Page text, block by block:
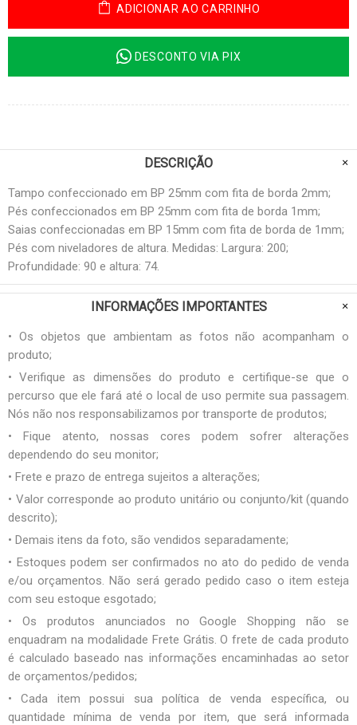
ADICIONAR AO CARRINHO
DESCONTO VIA PIX
DESCRIÇÃO
Tampo confeccionado em BP 25mm com fita de borda 2mm;
Pés confeccionados em BP 25mm com fita de borda 1mm;
Saias confeccionadas em BP 15mm com fita de borda de 1mm;
Pés com niveladores de altura. Medidas: Largura: 200;
Profundidade: 90 e altura: 74.
INFORMAÇÕES IMPORTANTES
• Os objetos que ambientam as fotos não acompanham o
produto;
• Verifique as dimensões do produto e certifique-se que o
percurso que ele fará até o local de uso permite sua passagem.
Nós não nos responsabilizamos por transporte de produtos;
• Fique atento, nossas cores podem sofrer alterações
dependendo do seu monitor;
• Frete e prazo de entrega sujeitos a alterações;
• Valor corresponde ao produto unitário ou conjunto/kit (quando
descrito);
• Demais itens da foto, são vendidos separadamente;
• Estoques podem ser confirmados no ato do pedido de venda
e/ou orçamentos. Não será gerado pedido caso o item esteja
com seu estoque esgotado;
• Os produtos anunciados no Google Shopping não se
enquadram na modalidade Frete Grátis. O frete de cada produto
é calculado baseado nas informações encaminhadas ao setor
de orçamentos/pedidos;
• Cada item possui sua política de venda específica, ou
quantidade mínima de venda por item, que será informada